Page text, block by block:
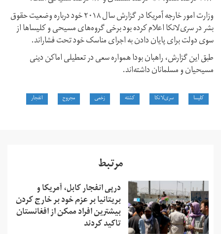
وزارت امور خارجه آمریکا در گزارش سال ۲۰۱۸ خود درباره وضعیت حقوق
بشر در سری‌لانکا اعلام کرده بود برخی گروه‌های مسیحی و کلیساها از
سوی دولت برای پایان دادن به اجرای مناسک خود تحت فشار‌اند.
طبق این گزارش، راهبان بودا همواره سعی در تعطیلی اماکن دینی
مسیحیان و مسلمانان داشته‌اند.
کلیسا سری‌لانکا کشته زخمی مجروح انفجار
مرتبط
درپی انفجار کابل، آمریکا و
بریتانیا بر عزم خود بر خارج کردن
بیشترین افراد ممکن از افغانستان
تاکید کردند